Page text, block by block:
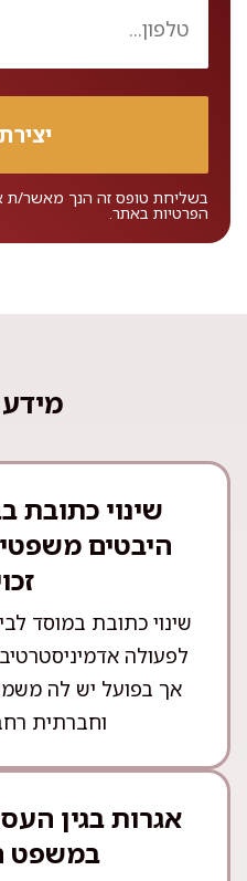
בשליחת טופס זה הנך מאשר/ת
הפרטיות באתר.
שינוי כתובת
היבטים
שינוי כתובת במוסד
לפעולה
אך בפועל יש לה
וחברתית
אגרות בגין
במשפט